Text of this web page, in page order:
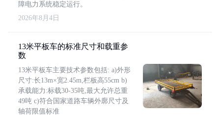
障电力系统稳定运行。
2026年8月4日
13米平板车的标准尺寸和载重参
数
13米平板车主要技术参数包括: a)外形
尺寸:长13m×宽2.45m,栏板高55cm b)
承载能力:标载30-35吨,最大允许总重
49吨 c)符合国家道路车辆外廓尺寸及
轴荷限值标准